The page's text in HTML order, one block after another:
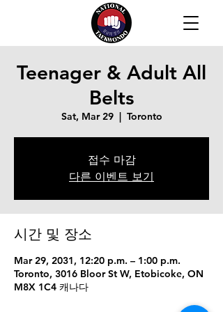
Teenager & Adult All
Belts
Sat, Mar 29
  |
Toronto
접수 마감
다른 이벤트 보기
시간 및 장소
Mar 29, 2031, 12:20 p.m. – 1:00 p.m.
Toronto, 3016 Bloor St W, Etobicoke, ON
M8X 1C4 캐나다